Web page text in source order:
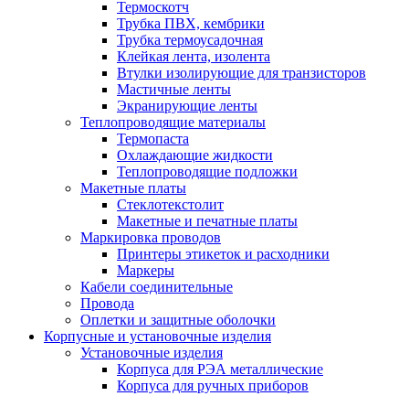
Термоскотч
Трубка ПВХ, кембрики
Трубка термоусадочная
Клейкая лента, изолента
Втулки изолирующие для транзисторов
Мастичные ленты
Экранирующие ленты
Теплопроводящие материалы
Термопаста
Охлаждающие жидкости
Теплопроводящие подложки
Макетные платы
Стеклотекстолит
Макетные и печатные платы
Маркировка проводов
Принтеры этикеток и расходники
Маркеры
Кабели соединительные
Провода
Оплетки и защитные оболочки
Корпусные и установочные изделия
Установочные изделия
Корпуса для РЭА металлические
Корпуса для ручных приборов